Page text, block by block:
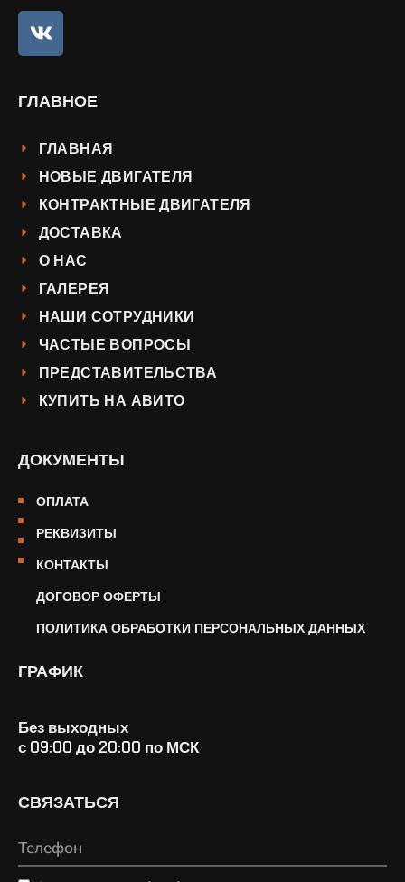
ГЛАВНОЕ
ГЛАВНАЯ
НОВЫЕ ДВИГАТЕЛЯ
КОНТРАКТНЫЕ ДВИГАТЕЛЯ
ДОСТАВКА
О НАС
ГАЛЕРЕЯ
НАШИ СОТРУДНИКИ
ЧАСТЫЕ ВОПРОСЫ
ПРЕДСТАВИТЕЛЬСТВА
КУПИТЬ НА АВИТО
ДОКУМЕНТЫ
ОПЛАТА
РЕКВИЗИТЫ
КОНТАКТЫ
ДОГОВОР ОФЕРТЫ
ПОЛИТИКА ОБРАБОТКИ ПЕРСОНАЛЬНЫХ ДАННЫХ
ГРАФИК
Без выходных
с 09:00 до 20:00 по МСК
СВЯЗАТЬСЯ